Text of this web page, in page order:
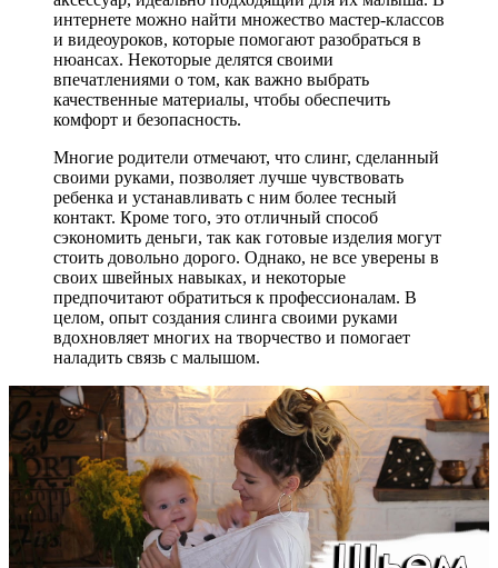
интернете можно найти множество мастер-классов
и видеоуроков, которые помогают разобраться в
нюансах. Некоторые делятся своими
впечатлениями о том, как важно выбрать
качественные материалы, чтобы обеспечить
комфорт и безопасность.
Многие родители отмечают, что слинг, сделанный
своими руками, позволяет лучше чувствовать
ребенка и устанавливать с ним более тесный
контакт. Кроме того, это отличный способ
сэкономить деньги, так как готовые изделия могут
стоить довольно дорого. Однако, не все уверены в
своих швейных навыках, и некоторые
предпочитают обратиться к профессионалам. В
целом, опыт создания слинга своими руками
вдохновляет многих на творчество и помогает
наладить связь с малышом.